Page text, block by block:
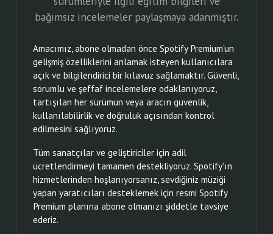
bağımsız incelemeler paylaşmaya adanmıştır.
Amacımız, abone olmadan önce Spotify Premium'un
gelişmiş özelliklerini anlamak isteyen kullanıcılara
açık ve bilgilendirici bir kılavuz sağlamaktır. Güvenli,
sorumlu ve şeffaf incelemelere odaklanıyoruz,
tartışılan her sürümün veya aracın güvenlik,
kullanılabilirlik ve doğruluk açısından kontrol
edilmesini sağlıyoruz.
Tüm sanatçılar ve geliştiriciler için adil
ücretlendirmeyi tamamen destekliyoruz. Spotify'ın
hizmetlerinden hoşlanıyorsanız, sevdiğiniz müziği
yapan yaratıcıları desteklemek için resmi Spotify
Premium planına abone olmanızı şiddetle tavsiye
ederiz.